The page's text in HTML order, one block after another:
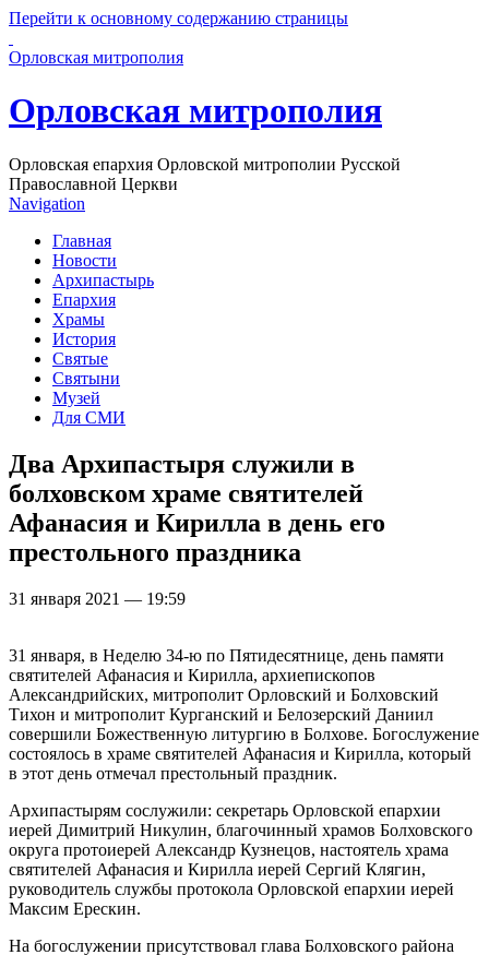
Перейти к основному содержанию страницы
Орловская митрополия
Орловская митрополия
Орловская епархия Орловской митрополии Русской
Православной Церкви
Navigation
Главная
Новости
Архипастырь
Епархия
Храмы
История
Святые
Святыни
Музей
Для СМИ
Два Архипастыря служили в
болховском храме святителей
Афанасия и Кирилла в день его
престольного праздника
31 января 2021 — 19:59
31 января, в Неделю 34-ю по Пятидесятнице, день памяти
святителей Афанасия и Кирилла, архиепископов
Александрийских, митрополит Орловский и Болховский
Тихон и митрополит Курганский и Белозерский Даниил
совершили Божественную литургию в Болхове. Богослужение
состоялось в храме святителей Афанасия и Кирилла, который
в этот день отмечал престольный праздник.
Архипастырям сослужили: секретарь Орловской епархии
иерей Димитрий Никулин, благочинный храмов Болховского
округа протоиерей Александр Кузнецов, настоятель храма
святителей Афанасия и Кирилла иерей Сергий Клягин,
руководитель службы протокола Орловской епархии иерей
Максим Ерескин.
На богослужении присутствовал глава Болховского района